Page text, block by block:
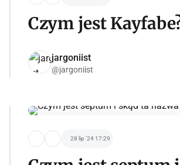
Czym jest
jargoniist
@jargoniist
28 lip '24 17:29